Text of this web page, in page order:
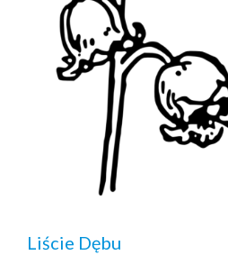
Liście Dębu